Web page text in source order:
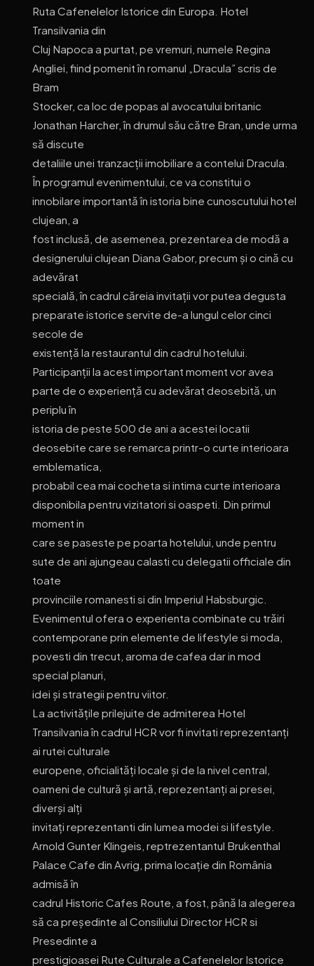
Ruta Cafenelelor Istorice din Europa. Hotel
Transilvania din
Cluj Napoca a purtat, pe vremuri, numele Regina
Angliei, fiind pomenit în romanul „Dracula” scris de
Bram
Stocker, ca loc de popas al avocatului britanic
Jonathan Harcher, în drumul său către Bran, unde urma
să discute
detaliile unei tranzacții imobiliare a contelui Dracula.
În programul evenimentului, ce va constitui o
innobilare importantă în istoria bine cunoscutului hotel
clujean, a
fost inclusă, de asemenea, prezentarea de modă a
designerului clujean Diana Gabor, precum și o cină cu
adevărat
specială, în cadrul căreia invitații vor putea degusta
preparate istorice servite de-a lungul celor cinci
secole de
existență la restaurantul din cadrul hotelului.
Participanții la acest important moment vor avea
parte de o experiență cu adevărat deosebită, un
periplu în
istoria de peste 500 de ani a acestei locatii
deosebite care se remarca printr-o curte interioara
emblematica,
probabil cea mai cocheta si intima curte interioara
disponibila pentru vizitatori si oaspeti. Din primul
moment in
care se paseste pe poarta hotelului, unde pentru
sute de ani ajungeau calasti cu delegatii officiale din
toate
provinciile romanesti si din Imperiul Habsburgic.
Evenimentul ofera o experienta combinate cu trăiri
contemporane prin elemente de lifestyle si moda,
povesti din trecut, aroma de cafea dar in mod
special planuri,
idei și strategii pentru viitor.
La activitățile prilejuite de admiterea Hotel
Transilvania în cadrul HCR vor fi invitati reprezentanți
ai rutei culturale
europene, oficialități locale și de la nivel central,
oameni de cultură și artă, reprezentanți ai presei,
diverși alți
invitați reprezentanti din lumea modei si lifestyle.
Arnold Gunter Klingeis, reptrezentantul Brukenthal
Palace Cafe din Avrig, prima locație din România
admisă în
cadrul Historic Cafes Route, a fost, până la alegerea
să ca președinte al Consiliului Director HCR si
Presedinte a
prestigioasei Rute Culturale a Cafenelelor Istorice